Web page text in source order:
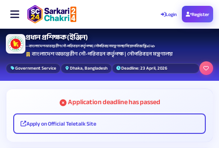
Login Register
প্রধান প্রশিক্ষক (ইঞ্জিন)
— বাংলাদেশ অভ্যন্তরীণ নৌ-পরিবহন কর্তৃপক্ষ | নৌপরিবহন মন্ত্রণালয় নিয়োগ বিজ্ঞপ্তি ২০২৬
বাংলাদেশ অভ্যন্তরীণ নৌ-পরিবহন কর্তৃপক্ষ | নৌপরিবহন মন্ত্রণালয়
Government Service Dhaka, Bangladesh Deadline: 23 April, 2026
Application deadline has passed
Apply on Official Teletalk Site